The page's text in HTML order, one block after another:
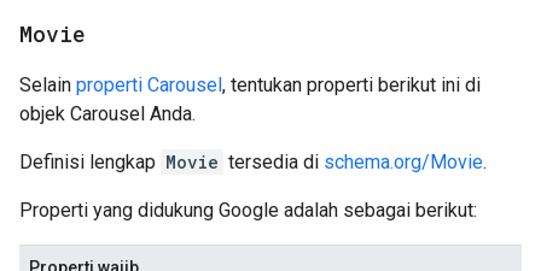
Movie
Selain properti Carousel, tentukan properti berikut ini di
objek Carousel Anda.
Definisi lengkap Movie tersedia di schema.org/Movie.
Properti yang didukung Google adalah sebagai berikut: